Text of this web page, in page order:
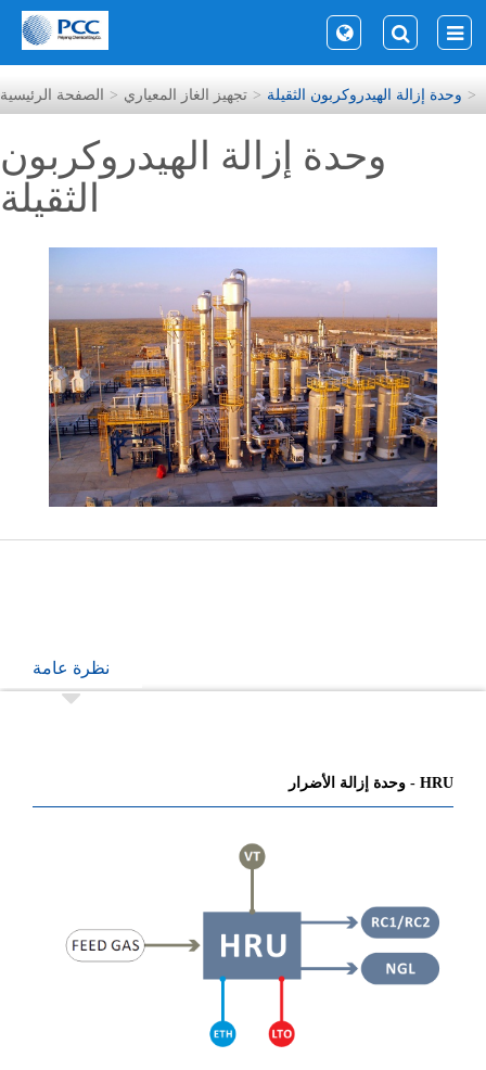
الصفحة الرئيسية تجهيز الغاز المعياري وحدة إزالة الهيدروكربون الثقيلة
وحدة إزالة الهيدروكربون
الثقيلة
نظرة عامة
HRU - وحدة إزالة الأضرار